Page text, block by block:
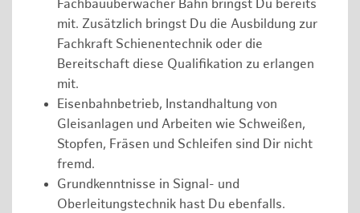
Fachbauüberwacher Bahn bringst Du bereits
mit. Zusätzlich bringst Du die Ausbildung zur
Fachkraft Schienentechnik oder die
Bereitschaft diese Qualifikation zu erlangen
mit.
Eisenbahnbetrieb, Instandhaltung von
Gleisanlagen und Arbeiten wie Schweißen,
Stopfen, Fräsen und Schleifen sind Dir nicht
fremd.
Grundkenntnisse in Signal- und
Oberleitungstechnik hast Du ebenfalls.